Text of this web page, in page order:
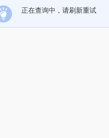
正在查询中，请刷新重试